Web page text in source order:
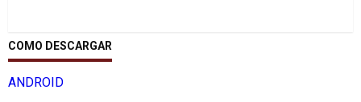
COMO DESCARGAR
ANDROID